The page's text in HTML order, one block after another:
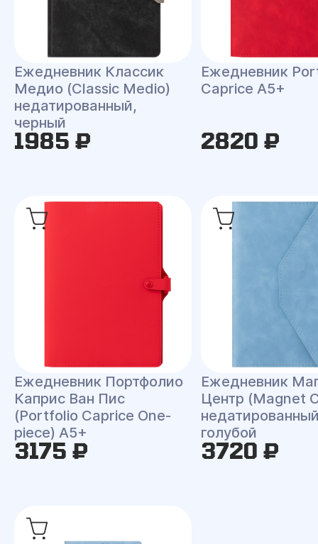
Ежедневник Классик
Медио (Classic Medio)
недатированный,
черный
1985 ₽
Ежедневник
Caprice A5+
2820 ₽
Ежедневник Портфолио
Каприс Ван Пис
(Portfolio Caprice One-
piece) A5+
3175 ₽
Ежедневник
Центр (Magnet
голубой
3720 ₽